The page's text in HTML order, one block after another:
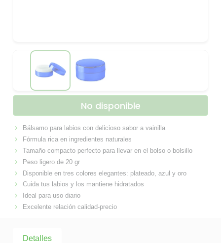
No disponible
Bálsamo para labios con delicioso sabor a vainilla
Fórmula rica en ingredientes naturales
Tamaño compacto perfecto para llevar en el bolso o bolsillo
Peso ligero de 20 gr
Disponible en tres colores elegantes: plateado, azul y oro
Cuida tus labios y los mantiene hidratados
Ideal para uso diario
Excelente relación calidad-precio
Detalles